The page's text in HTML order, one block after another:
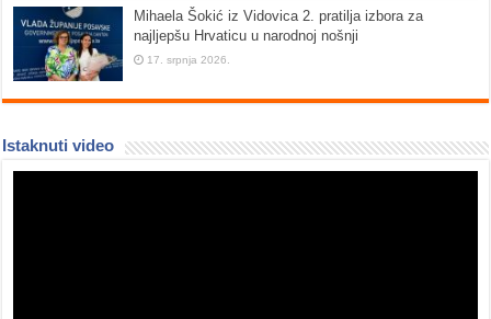
Mihaela Šokić iz Vidovica 2. pratilja izbora za
najljepšu Hrvaticu u narodnoj nošnji
17. srpnja 2026.
Istaknuti video